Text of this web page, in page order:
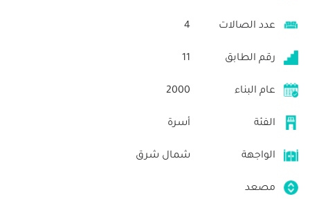
عدد الصالات 4
رقم الطابق 11
عام البناء 2000
الفئة أسرة
الواجهة شمال شرق
مصعد